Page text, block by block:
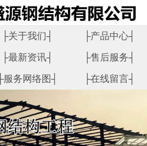
├关于我们┤ ├产品中心┤
├最新资讯┤ ├售后服务┤
├服务网络图┤ ├在线留言┤